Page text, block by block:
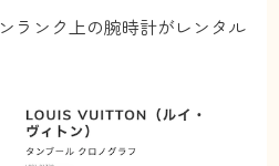
ランク上の腕時計がレンタル